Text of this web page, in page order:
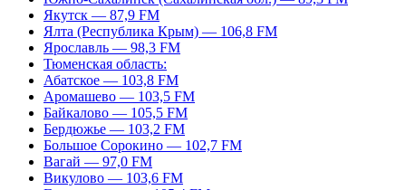
Якутск — 87,9 FM
Ялта (Республика Крым) — 106,8 FM
Ярославль — 98,3 FM
Тюменская область:
Абатское — 103,8 FM
Аромашево — 103,5 FM
Байкалово — 105,5 FM
Бердюжье — 103,2 FM
Большое Сорокино — 102,7 FM
Вагай — 97,0 FM
Викулово — 103,6 FM